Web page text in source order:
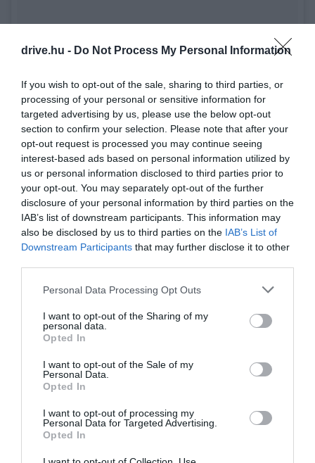
drive.hu - Do Not Process My Personal Information
If you wish to opt-out of the sale, sharing to third parties, or
processing of your personal or sensitive information for
targeted advertising by us, please use the below opt-out
section to confirm your selection. Please note that after your
opt-out request is processed you may continue seeing
interest-based ads based on personal information utilized by
us or personal information disclosed to third parties prior to
your opt-out. You may separately opt-out of the further
disclosure of your personal information by third parties on the
IAB’s list of downstream participants. This information may
also be disclosed by us to third parties on the IAB’s List of
Downstream Participants that may further disclose it to other
Please note that this website/app uses one or more Google
not limited to your visit or usage behaviour. You may click to
grant or deny consent to Google and its third-party tags to
use your data for below specified purposes in below Google
consent section.
Personal Data Processing Opt Outs
I want to opt-out of the Sharing of my
personal data.
Opted In
I want to opt-out of the Sale of my
Personal Data.
Opted In
I want to opt-out of processing my
Personal Data for Targeted Advertising.
Opted In
See on Instagram
A Bu Qtair egy turisták és helyiek között is népszerű
étterem, ahol a város legjobb friss, halas fogásait
választotta meg Dubaj legjobb tengeri éttermének.
híres, amiket csak ők és csak itt használnak a
halételeken. Mivel a hely inkább büfé, mint étterem,
is ár-érték arányban kiváló, tehát olcsón jó
minőséget fogyaszthatsz.